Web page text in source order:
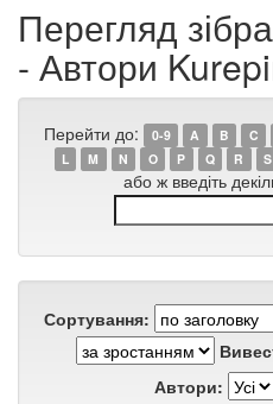
Перегляд
- Автори
Перейти до: 0-9 A B C
L
M N O P Q R S
або ж введіть
Сортування:
Автори: